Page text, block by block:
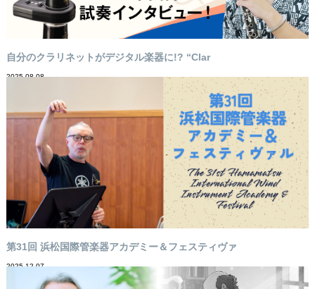
自分のクラリネットがデジタル楽器に!? “Clar
2025-08-08
第31回 浜松国際管楽器アカデミー＆フェスティヴァ
2025-12-07